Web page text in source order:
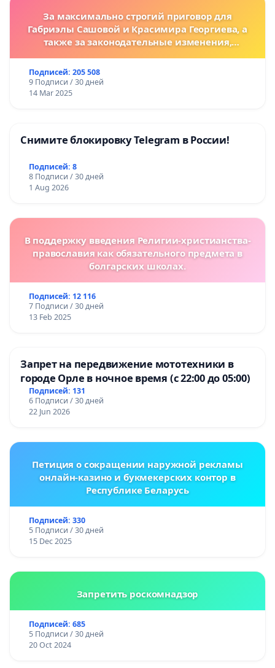
За максимально строгий приговор для
Габриэлы Сашовой и Красимира Георгиева, а
также за законодательные изменения,
за преступления против животных!
Подписей: 205 508
9 Подписи / 30 дней
14 Mar 2025
Снимите блокировку Telegram в России!
Подписей: 8
8 Подписи / 30 дней
1 Aug 2026
В поддержку введения Религии-христианства-
православия как обязательного предмета в
болгарских школах.
Подписей: 12 116
7 Подписи / 30 дней
13 Feb 2025
Запрет на передвижение мототехники в
городе Орле в ночное время (с 22:00 до 05:00)
Подписей: 131
6 Подписи / 30 дней
22 Jun 2026
Петиция о сокращении наружной рекламы
онлайн-казино и букмекерских контор в
Республике Беларусь
Подписей: 330
5 Подписи / 30 дней
15 Dec 2025
Запретить роскомнадзор
Подписей: 685
5 Подписи / 30 дней
20 Oct 2024